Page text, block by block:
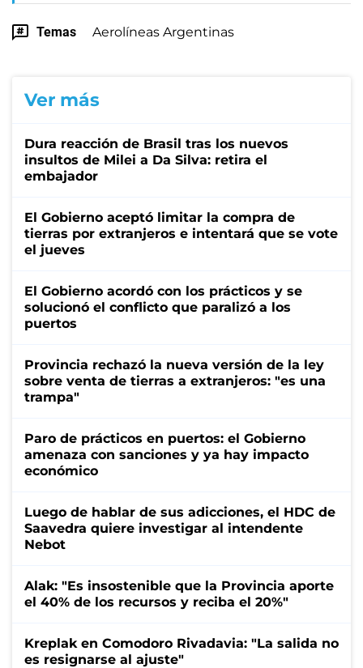
Temas Aerolíneas Argentinas
Ver más
Dura reacción de Brasil tras los nuevos
insultos de Milei a Da Silva: retira el
embajador
El Gobierno aceptó limitar la compra de
tierras por extranjeros e intentará que se vote
el jueves
El Gobierno acordó con los prácticos y se
solucionó el conflicto que paralizó a los
puertos
Provincia rechazó la nueva versión de la ley
sobre venta de tierras a extranjeros: "es una
trampa"
Paro de prácticos en puertos: el Gobierno
amenaza con sanciones y ya hay impacto
económico
Luego de hablar de sus adicciones, el HDC de
Saavedra quiere investigar al intendente
Nebot
Alak: "Es insostenible que la Provincia aporte
el 40% de los recursos y reciba el 20%"
Kreplak en Comodoro Rivadavia: "La salida no
es resignarse al ajuste"